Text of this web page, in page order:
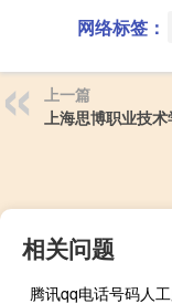
网络标签：
上一篇
上海思博职业技
相关问题